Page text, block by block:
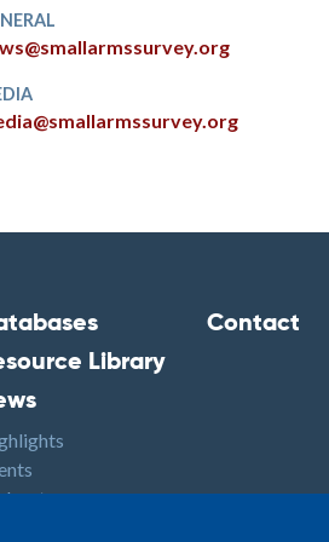
Library
Footer3
Contact